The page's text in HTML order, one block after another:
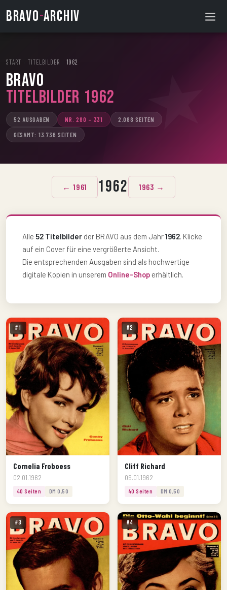
BRAVO-ARCHIV
START TITELBILDER 1962
BRAVO
Titelbilder 1962
52 AUSGABEN NR. 280 – 331 2.088 SEITEN
GESAMT: 13.736 SEITEN
← 1961 1962 1963 →
Alle 52 Titelbilder der BRAVO aus dem Jahr1962. Klicke
auf ein Cover für eine vergrößerte Ansicht.
Die entsprechenden Ausgaben sind als hochwertige
digitale Kopien in unserem Online-Shop erhältlich.
#1
Cornelia Froboess
02.01.1962
40 Seiten DM 0,50
#2
Cliff Richard
09.01.1962
40 Seiten DM 0,50
#3 #4